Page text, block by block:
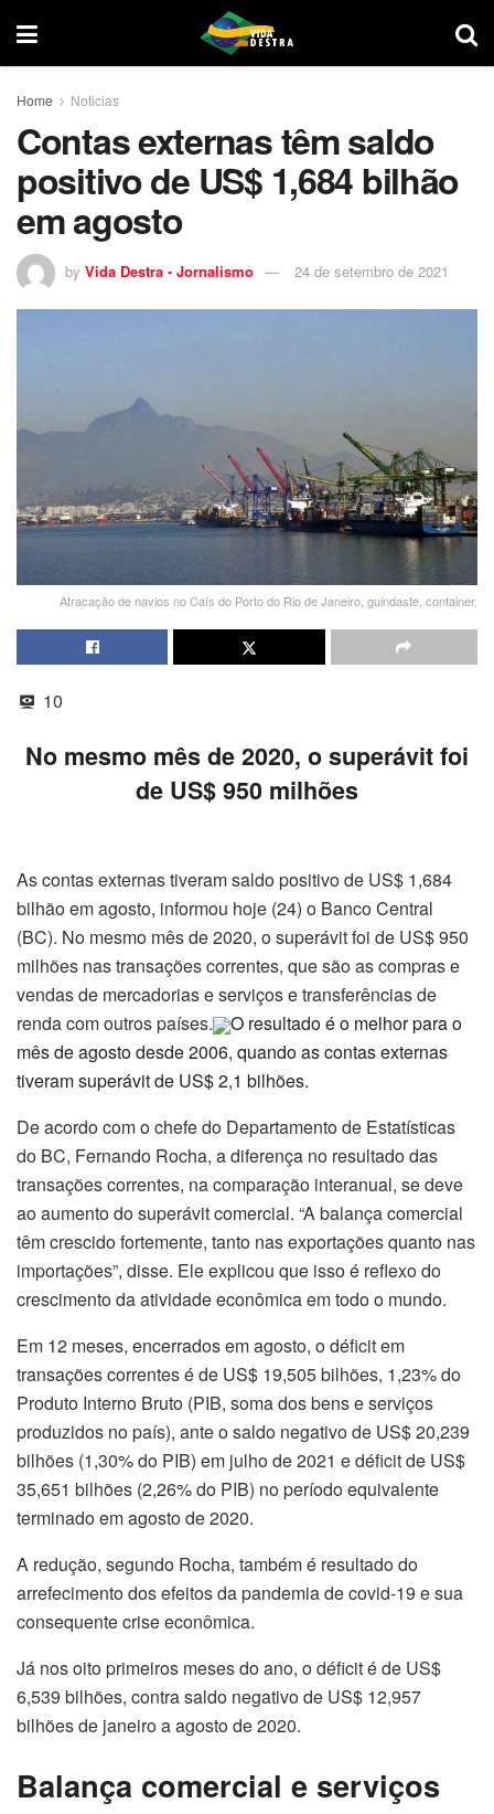
Home Noticias
Contas externas têm saldo
positivo de US$ 1,684 bilhão
em agosto
by Vida Destra - Jornalismo 24 de setembro de 2021
Atracação de navios no Caís do Porto do Rio de Janeiro, guindaste, container.
10
No mesmo mês de 2020, o superávit foi
de US$ 950 milhões
As contas externas tiveram saldo positivo de US$ 1,684
bilhão em agosto, informou hoje (24) o Banco Central
(BC). No mesmo mês de 2020, o superávit foi de US$ 950
milhões nas transações correntes, que são as compras e
vendas de mercadorias e serviços e transferências de
renda com outros países.
O resultado é o melhor para o
mês de agosto desde 2006, quando as contas externas
tiveram superávit de US$ 2,1 bilhões.
De acordo com o chefe do Departamento de Estatísticas
do BC, Fernando Rocha, a diferença no resultado das
transações correntes, na comparação interanual, se deve
ao aumento do superávit comercial. “A balança comercial
têm crescido fortemente, tanto nas exportações quanto nas
importações”, disse. Ele explicou que isso é reflexo do
crescimento da atividade econômica em todo o mundo.
Em 12 meses, encerrados em agosto, o déficit em
transações correntes é de US$ 19,505 bilhões, 1,23% do
Produto Interno Bruto (PIB, soma dos bens e serviços
produzidos no país), ante o saldo negativo de US$ 20,239
bilhões (1,30% do PIB) em julho de 2021 e déficit de US$
35,651 bilhões (2,26% do PIB) no período equivalente
terminado em agosto de 2020.
A redução, segundo Rocha, também é resultado do
arrefecimento dos efeitos da pandemia de covid-19 e sua
consequente crise econômica.
Já nos oito primeiros meses do ano, o déficit é de US$
6,539 bilhões, contra saldo negativo de US$ 12,957
bilhões de janeiro a agosto de 2020.
Balança comercial e serviços